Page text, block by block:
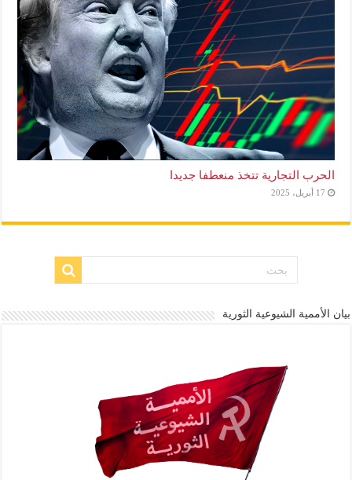
الحرب التجارية تتخذ منعطفا جديدا
17 أبريل، 2025
بيان الأممية الشيوعية الثورية